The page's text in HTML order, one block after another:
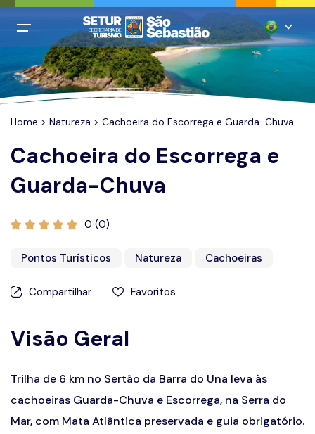
All filters
Português
Inglês
Espanhol
Italiano
Menu Principal
Login
Home
Praias
Restaurantes
Prêmios
Home > Natureza > Cachoeira do Escorrega e Guarda-Chuva
Cachoeira do Escorrega e
Guarda-Chuva
0 (0)
Pontos Turísticos Natureza Cachoeiras
Compartilhar Favoritos
Visão Geral
Trilha de 6 km no Sertão da Barra do Una leva às
cachoeiras Guarda-Chuva e Escorrega, na Serra do
Mar, com Mata Atlântica preservada e guia obrigatório.